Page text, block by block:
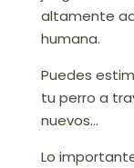
altamente
humana.
Puedes
tu perro a
nuevos…
Lo